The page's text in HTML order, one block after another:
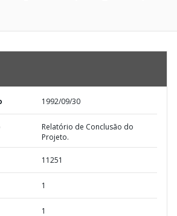
1992/09/30
Relatório de Conclusão do
Projeto.
11251
1
1